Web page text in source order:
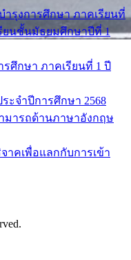
ำรุงการศึกษา ภาคเรียนที่
ยนชั้นมัธยมศึกษาปีที่ 1
รศึกษา ภาคเรียนที่ 1 ปี
ะจำปีการศึกษา 2568
มารถด้านภาษาอังกฤษ
าคเพื่อแลกกับการเข้า